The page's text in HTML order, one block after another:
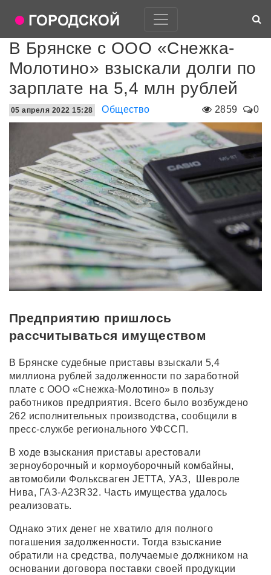
В Брянске с ООО «Снежка-
Молотино» взыскали долги по
зарплате на 5,4 млн рублей
2859 0
05 апреля 2022 15:28 Общество
Предприятию пришлось
рассчитываться имуществом
В Брянске судебные приставы взыскали 5,4
миллиона рублей задолженности по заработной
плате с ООО «Снежка-Молотино» в пользу
работников предприятия. Всего было возбуждено
262 исполнительных производства, сообщили в
пресс-службе регионального УФССП.
В ходе взыскания приставы арестовали
зерноуборочный и кормоуборочный комбайны,
автомобили Фольксваген JETTA, УАЗ, Шевроле
Нива, ГАЗ-A23R32. Часть имущества удалось
реализовать.
Однако этих денег не хватило для полного
погашения задолженности. Тогда взыскание
обратили на средства, получаемые должником на
основании договора поставки своей продукции